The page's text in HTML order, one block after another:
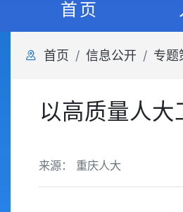
首页
首页 信息公开 专题
以高质量人
来源： 重庆人大